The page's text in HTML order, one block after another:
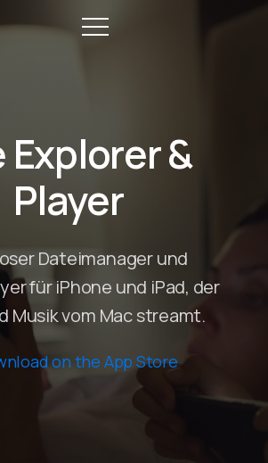
Explorer &
Player
Dateimanager und
für iPhone und iPad, der
Musik vom Mac streamt.